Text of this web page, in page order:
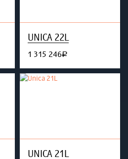
UNICA 22L
1 315 246руб.
UNICA 21L